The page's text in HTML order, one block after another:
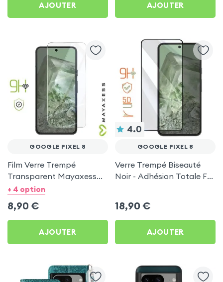
AJOUTER AJOUTER
GOOGLE PIXEL 8
Film Verre Trempé
Transparent Mayaxess
pour Google Pixel 8
+ 4 option
8,90 €
AJOUTER
4.0
GOOGLE PIXEL 8
Verre Trempé Biseauté
Noir - Adhésion Totale Full
18,90 €
AJOUTER